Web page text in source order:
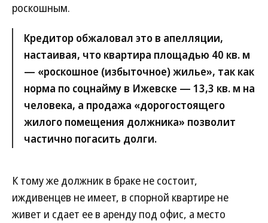
роскошным.
Кредитор обжаловал это в апелляции,
настаивая, что квартира площадью 40 кв. м
— «роскошное (избыточное) жилье», так как
норма по соцнайму в Ижевске — 13,3 кв. м на
человека, а продажа «дорогостоящего
жилого помещения должника» позволит
частично погасить долги.
К тому же должник в браке не состоит,
иждивенцев не имеет, в спорной квартире не
живет и сдает ее в аренду под офис, а место